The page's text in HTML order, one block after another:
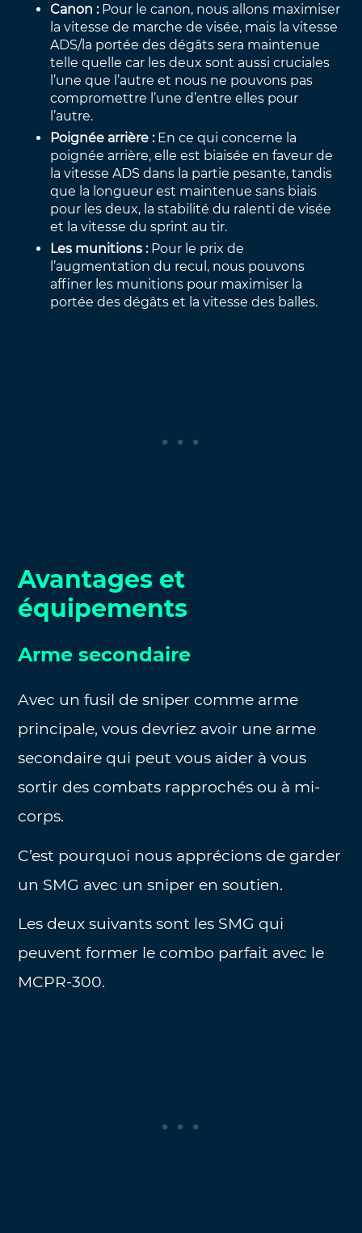
Canon :Pour le canon, nous allons maximiser
la vitesse de marche de visée, mais la vitesse
ADS/la portée des dégâts sera maintenue
telle quelle car les deux sont aussi cruciales
l’une que l’autre et nous ne pouvons pas
compromettre l’une d’entre elles pour
l’autre.
Poignée arrière :En ce qui concerne la
poignée arrière, elle est biaisée en faveur de
la vitesse ADS dans la partie pesante, tandis
que la longueur est maintenue sans biais
pour les deux, la stabilité du ralenti de visée
et la vitesse du sprint au tir.
Les munitions : Pour le prix de
l’augmentation du recul, nous pouvons
affiner les munitions pour maximiser la
portée des dégâts et la vitesse des balles.
Avantages et
équipements
Arme secondaire
Avec un fusil de sniper comme arme
principale, vous devriez avoir une arme
secondaire qui peut vous aider à vous
sortir des combats rapprochés ou à mi-
corps.
C’est pourquoi nous apprécions de garder
un SMG avec un sniper en soutien.
Les deux suivants sont les SMG qui
peuvent former le combo parfait avec le
MCPR-300.